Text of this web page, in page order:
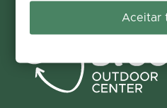
Aceitar